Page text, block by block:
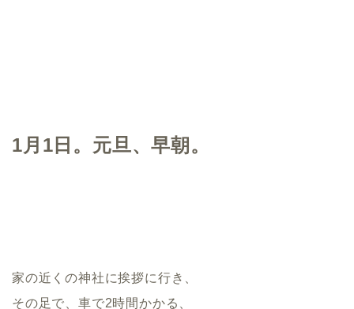
1月1日。元旦、早朝。
家の近くの神社に挨拶に行き、
その足で、車で2時間かかる、